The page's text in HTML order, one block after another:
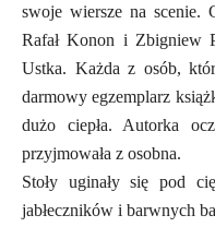
swoje wiersze na scenie.
Rafał Konon i Zbigniew
Ustka. Każda z osób,
darmowy egzemplarz
dużo ciepła. Autorka
przyjmowała z osobna.
Stoły uginały się pod
jabłeczników i barwnych